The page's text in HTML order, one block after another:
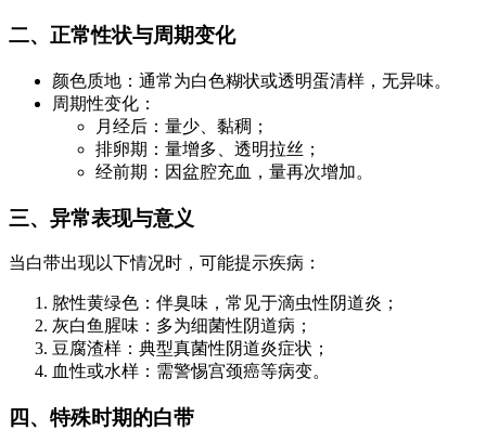
二、正常性状与周期变化
颜色质地：通常为白色糊状或透明蛋清样，无异味。
周期性变化：
月经后：量少、黏稠；
排卵期：量增多、透明拉丝；
经前期：因盆腔充血，量再次增加。
三、异常表现与意义
当白带出现以下情况时，可能提示疾病：
脓性黄绿色：伴臭味，常见于滴虫性阴道炎；
灰白鱼腥味：多为细菌性阴道病；
豆腐渣样：典型真菌性阴道炎症状；
血性或水样：需警惕宫颈癌等病变。
四、特殊时期的白带